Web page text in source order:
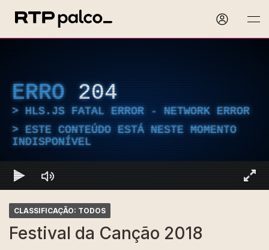
ERRO 204
HLS.JS FATAL ERROR - NETWORK ERROR
ESTE CONTEÚDO ESTÁ NESTE MOMENTO
INDISPONÍVEL
CLASSIFICAÇÃO: TODOS
Festival da Canção 2018